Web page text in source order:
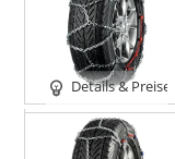
Details & Preise